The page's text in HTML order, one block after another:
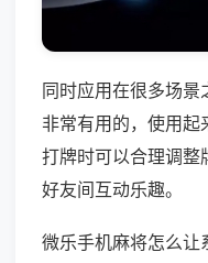
同时应用在很多场
非常有用的，使用
打牌时可以合理调整
好友间互动乐趣。
微乐手机麻将怎么让